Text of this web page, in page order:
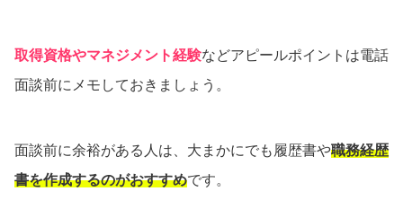
取得資格やマネジメント経験などアピールポイントは電話
面談前にメモしておきましょう。
面談前に余裕がある人は、大まかにでも履歴書や職務経歴
書を作成するのがおすすめです。